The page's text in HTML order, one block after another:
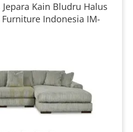
Kain Bludru Halus
Indonesia IM-